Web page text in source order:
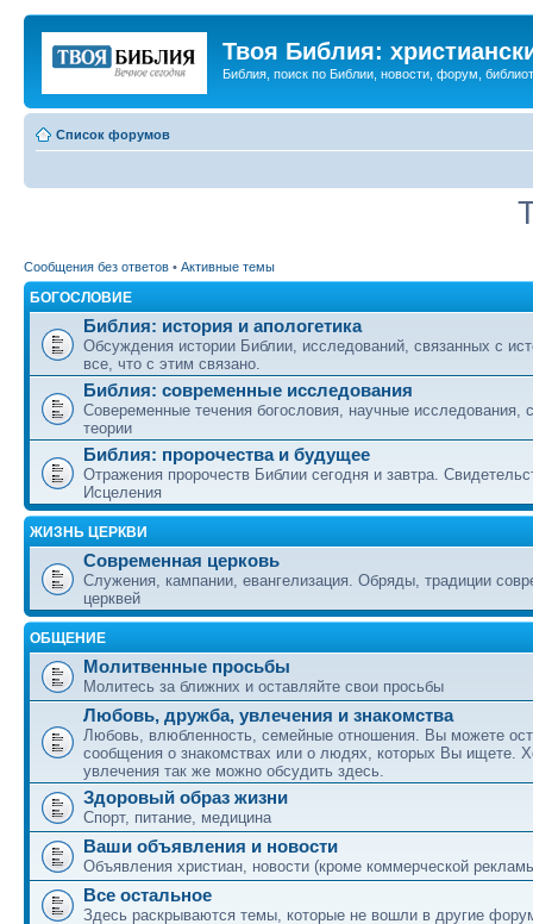
Твоя Библия:
Библия, поиск по Библии, новости, форум,
Список форумов
Сообщения без ответов • Активные темы
БОГОСЛОВИЕ
Библия: история и апологетика
Обсуждения истории Библии, исследований, связанных с
все, что с этим связано.
Библия: современные исследования
Совеременные течения богословия, научные исследования,
теории
Библия: пророчества и будущее
Отражения пророчеств Библии сегодня и завтра.
Исцеления
ЖИЗНЬ ЦЕРКВИ
Современная церковь
Служения, кампании, евангелизация. Обряды, традиции
церквей
ОБЩЕНИЕ
Молитвенные просьбы
Молитесь за ближних и оставляйте свои просьбы
Любовь, дружба, увлечения и знакомства
Любовь, влюбленность, семейные отношения. Вы можете
сообщения о знакомствах или о людях, которых Вы ищете.
увлечения так же можно обсудить здесь.
Здоровый образ жизни
Спорт, питание, медицина
Ваши объявления и новости
Объявления христиан, новости (кроме коммерческой
Все остальное
Здесь раскрываются темы, которые не вошли в другие